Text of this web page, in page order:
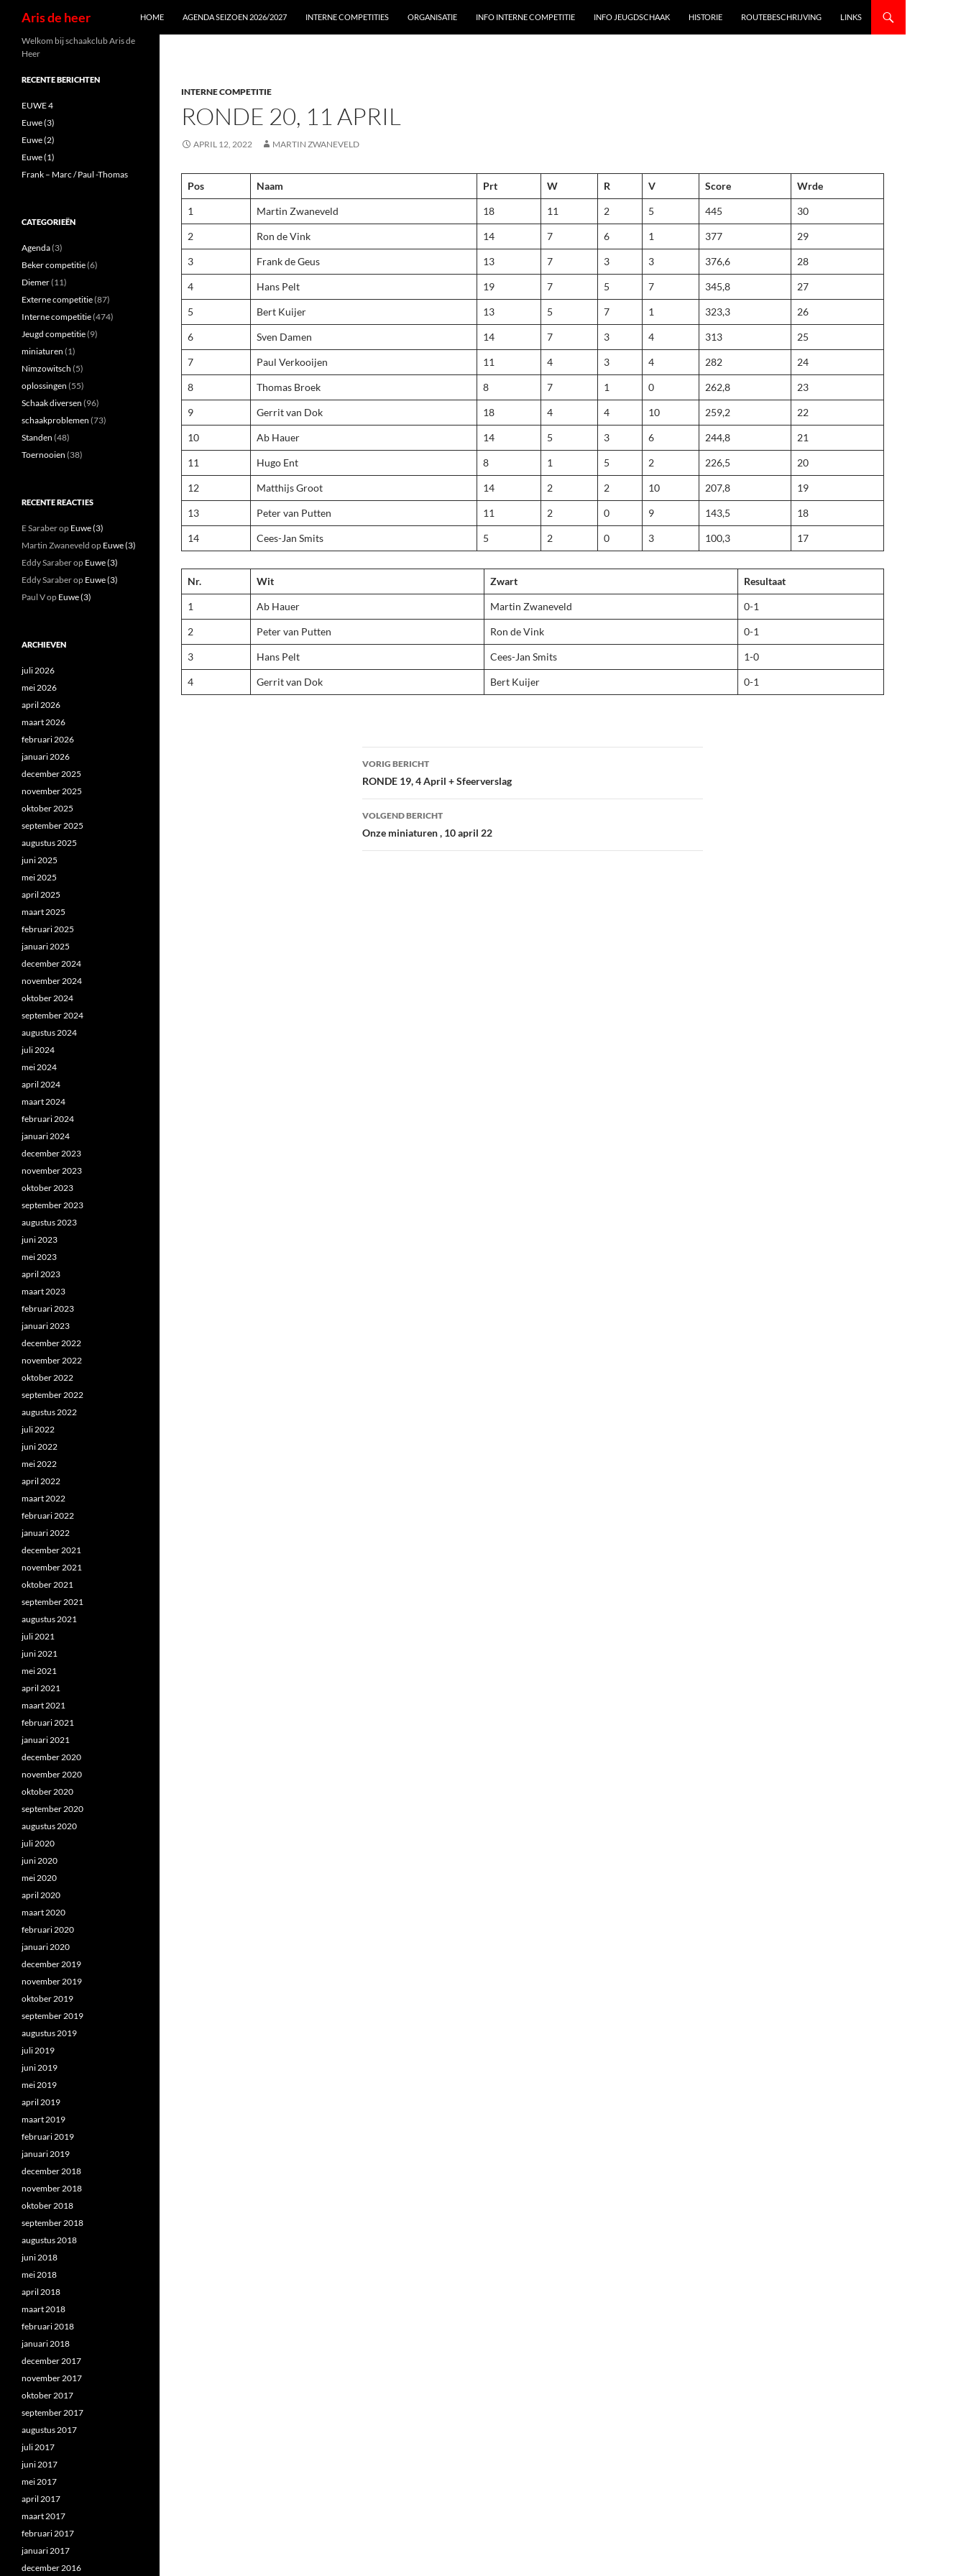
Aris de heer HOME AGENDA SEIZOEN 2026/2027 INTERNE COMPETITIES ORGANISATIE INFO INTERNE COMPETITIE INFO JEUGDSCHAAK HISTORIE ROUTEBESCHRIJVING LINKS
INTERNE COMPETITIE
RONDE 20, 11 APRIL
APRIL 12, 2022 MARTIN ZWANEVELD
Pos Naam Prt W R V Score Wrde
1 Martin Zwaneveld 18 11 2 5 445 30
2 Ron de Vink 14 7 6 1 377 29
3 Frank de Geus 13 7 3 3 376,6 28
4 Hans Pelt 19 7 5 7 345,8 27
5 Bert Kuijer 13 5 7 1 323,3 26
6 Sven Damen 14 7 3 4 313 25
7 Paul Verkooijen 11 4 3 4 282 24
8 Thomas Broek 8 7 1 0 262,8 23
9 Gerrit van Dok 18 4 4 10 259,2 22
10 Ab Hauer 14 5 3 6 244,8 21
11 Hugo Ent 8 1 5 2 226,5 20
12 Matthijs Groot 14 2 2 10 207,8 19
13 Peter van Putten 11 2 0 9 143,5 18
14 Cees-Jan Smits 5 2 0 3 100,3 17
Nr. Wit Zwart Resultaat
1 Ab Hauer Martin Zwaneveld 0-1
2 Peter van Putten Ron de Vink 0-1
3 Hans Pelt Cees-Jan Smits 1-0
4 Gerrit van Dok Bert Kuijer 0-1
Bericht
navigatie
VORIG BERICHT
RONDE 19, 4 April + Sfeerverslag
VOLGEND BERICHT
Onze miniaturen , 10 april 22
Welkom bij schaakclub Aris de
Heer
RECENTE BERICHTEN
EUWE 4
Euwe (3)
Euwe (2)
Euwe (1)
Frank – Marc / Paul -Thomas
CATEGORIEËN
Agenda(3)
Beker competitie(6)
Diemer(11)
Externe competitie(87)
Interne competitie(474)
Jeugd competitie(9)
miniaturen (1)
Nimzowitsch (5)
oplossingen (55)
Schaak diversen (96)
schaakproblemen (73)
Standen (48)
Toernooien (38)
RECENTE REACTIES
E Saraberop Euwe (3)
Martin Zwaneveld op Euwe (3)
Eddy Saraberop Euwe (3)
Eddy Saraberop Euwe (3)
Paul Vop Euwe (3)
ARCHIEVEN
juli 2026
mei 2026
april 2026
maart 2026
februari 2026
januari 2026
december 2025
november 2025
oktober 2025
september 2025
augustus 2025
juni 2025
mei 2025
april 2025
maart 2025
februari 2025
januari 2025
december 2024
november 2024
oktober 2024
september 2024
augustus 2024
juli 2024
mei 2024
april 2024
maart 2024
februari 2024
januari 2024
december 2023
november 2023
oktober 2023
september 2023
augustus 2023
juni 2023
mei 2023
april 2023
maart 2023
februari 2023
januari 2023
december 2022
november 2022
oktober 2022
september 2022
augustus 2022
juli 2022
juni 2022
mei 2022
april 2022
maart 2022
februari 2022
januari 2022
december 2021
november 2021
oktober 2021
september 2021
augustus 2021
juli 2021
juni 2021
mei 2021
april 2021
maart 2021
februari 2021
januari 2021
december 2020
november 2020
oktober 2020
september 2020
augustus 2020
juli 2020
juni 2020
mei 2020
april 2020
maart 2020
februari 2020
januari 2020
december 2019
november 2019
oktober 2019
september 2019
augustus 2019
juli 2019
juni 2019
mei 2019
april 2019
maart 2019
februari 2019
januari 2019
december 2018
november 2018
oktober 2018
september 2018
augustus 2018
juni 2018
mei 2018
april 2018
maart 2018
februari 2018
januari 2018
december 2017
november 2017
oktober 2017
september 2017
augustus 2017
juli 2017
juni 2017
mei 2017
april 2017
maart 2017
februari 2017
januari 2017
december 2016